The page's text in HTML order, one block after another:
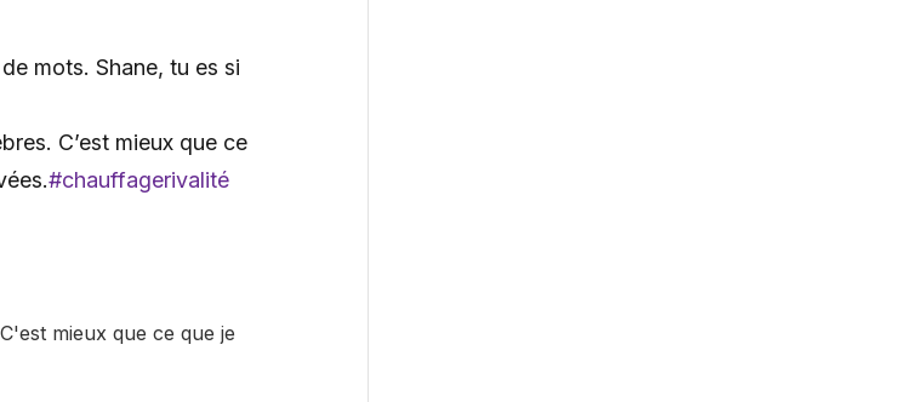
mots. Shane, tu es si
C’est mieux que ce
#chauffagerivalité
mieux que ce que je